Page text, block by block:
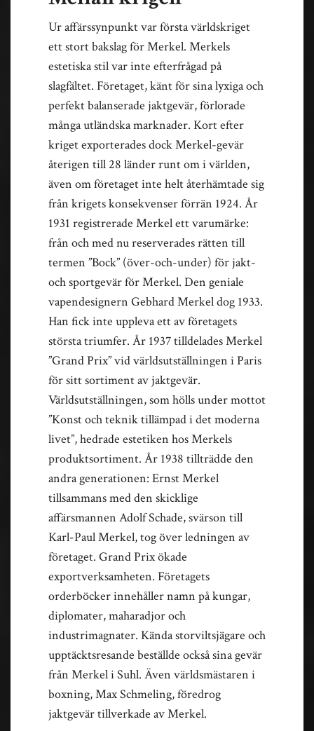
Ur affärssynpunkt var första världskriget
ett stort bakslag för Merkel. Merkels
estetiska stil var inte efterfrågad på
slagfältet. Företaget, känt för sina lyxiga och
perfekt balanserade jaktgevär, förlorade
många utländska marknader. Kort efter
kriget exporterades dock Merkel-gevär
återigen till 28 länder runt om i världen,
även om företaget inte helt återhämtade sig
från krigets konsekvenser förrän 1924. År
1931 registrerade Merkel ett varumärke:
från och med nu reserverades rätten till
termen ”Bock” (över-och-under) för jakt-
och sportgevär för Merkel. Den geniale
vapendesignern Gebhard Merkel dog 1933.
Han fick inte uppleva ett av företagets
största triumfer. År 1937 tilldelades Merkel
”Grand Prix” vid världsutställningen i Paris
för sitt sortiment av jaktgevär.
Världsutställningen, som hölls under mottot
”Konst och teknik tillämpad i det moderna
livet”, hedrade estetiken hos Merkels
produktsortiment. År 1938 tillträdde den
andra generationen: Ernst Merkel
tillsammans med den skicklige
affärsmannen Adolf Schade, svärson till
Karl-Paul Merkel, tog över ledningen av
företaget. Grand Prix ökade
exportverksamheten. Företagets
orderböcker innehåller namn på kungar,
diplomater, maharadjor och
industrimagnater. Kända storviltsjägare och
upptäcktsresande beställde också sina gevär
från Merkel i Suhl. Även världsmästaren i
boxning, Max Schmeling, föredrog
jaktgevär tillverkade av Merkel.